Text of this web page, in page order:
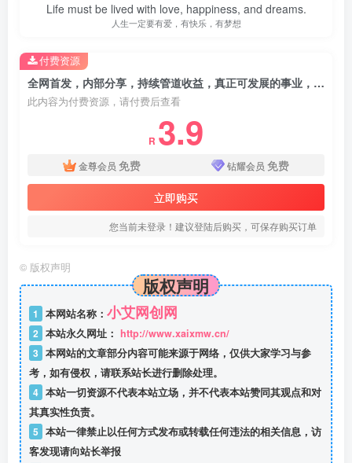
Life must be lived with love, happiness, and dreams.
人生一定要有爱，有快乐，有梦想
全网首发，内部分享，持续管道收益，真正可发展的事业，自己做老板
此内容为付费资源，请付费后查看
R 3.9
金尊会员 免费 钻耀会员 免费
立即购买
您当前未登录！建议登陆后购买，可保存购买订单
付费资源
© 版权声明
版权声明
1 本网站名称： 小艾网创网
2 本站永久网址： http://www.xaixmw.cn/
3 本网站的文章部分内容可能来源于网络，仅供大家学习与参
考，如有侵权，请联系站长进行删除处理。
4 本站一切资源不代表本站立场，并不代表本站赞同其观点和对
其真实性负责。
5 本站一律禁止以任何方式发布或转载任何违法的相关信息，访
客发现请向站长举报